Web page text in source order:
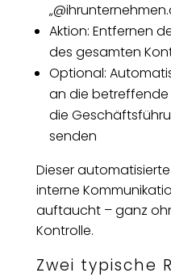
Aktion: Entfernen
des gesamten
Optional:
an die betreffende
die
senden
Dieser
interne
auftaucht – ganz
Kontrolle.
Zwei typische